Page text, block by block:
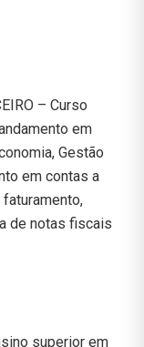
– Curso
em
Gestão
em contas a
faturamento,
de notas fiscais
superior em